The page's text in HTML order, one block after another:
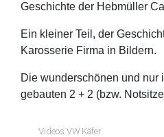
Geschichte der Hebmüller
Ein kleiner Teil, der
Karosserie Firma in Bildern.
Die wunderschönen und nur
gebauten 2 + 2 (bzw.
Videos VW Käfer